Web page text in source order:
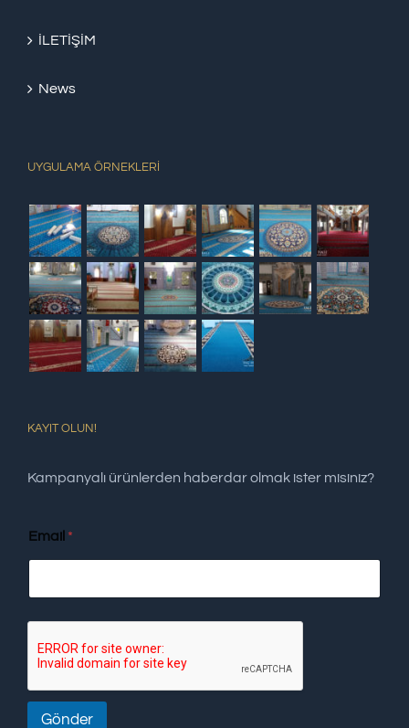
İLETİŞİM
News
UYGULAMA ÖRNEKLERİ
KAYIT OLUN!
Kampanyalı ürünlerden haberdar olmak ister misiniz?
Email *
Gönder